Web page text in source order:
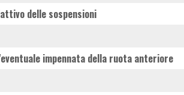
delle sospensioni
impennata della ruota anteriore